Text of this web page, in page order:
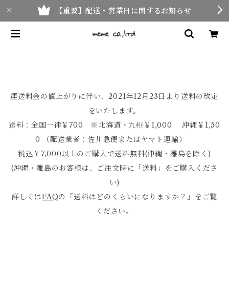
【重要】配送・営業日に関するお知らせ
運送料金の値上がりに伴い、2021年12月23日より送料の改定
をいたします。
送料：全国一律￥700 ※北海道・九州￥1,000 沖縄￥1,50
0 （配送業者：佐川急便またはヤマト運輸）
税込￥7,000以上のご購入で送料無料(沖縄・離島を除く)
(沖縄・離島のお客様は、ご注文時に「送料」をご購入くださ
い)
詳しくはFAQの「送料はどのくらいになりますか？」をご覧
ください。